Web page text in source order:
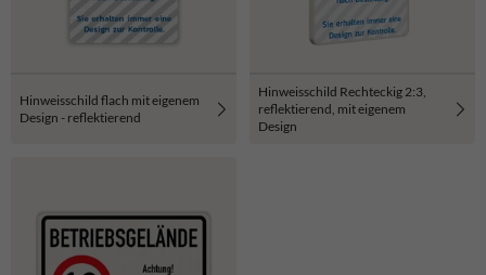
Hinweisschild flach mit eigenem
Design - reflektierend
Hinweisschild Rechteckig 2:3,
reflektierend, mit eigenem
Design